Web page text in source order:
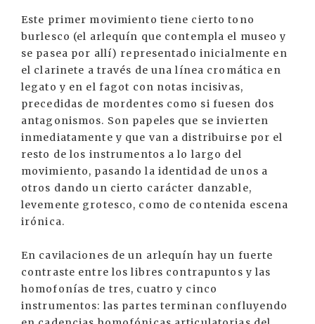
Este primer movimiento tiene cierto tono
burlesco (el arlequín que contempla el museo y
se pasea por allí) representado inicialmente en
el clarinete a través de una línea cromática en
legato y en el fagot con notas incisivas,
precedidas de mordentes como si fuesen dos
antagonismos. Son papeles que se invierten
inmediatamente y que van a distribuirse por el
resto de los instrumentos a lo largo del
movimiento, pasando la identidad de unos a
otros dando un cierto carácter danzable,
levemente grotesco, como de contenida escena
irónica.
En cavilaciones de un arlequín hay un fuerte
contraste entre los libres contrapuntos y las
homofonías de tres, cuatro y cinco
instrumentos: las partes terminan confluyendo